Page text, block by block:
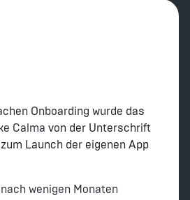
Onboarding wurde das
Calma von der Unterschrift
Launch der eigenen App
wenigen Monaten